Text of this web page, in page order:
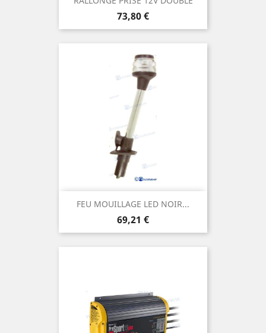
Prix
73,80 €
FEU MOUILLAGE LED NOIR...
Prix
69,21 €